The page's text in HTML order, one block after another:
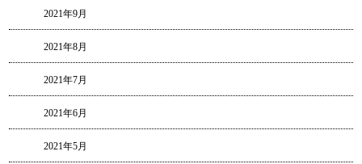
2021年9月
2021年8月
2021年7月
2021年6月
2021年5月